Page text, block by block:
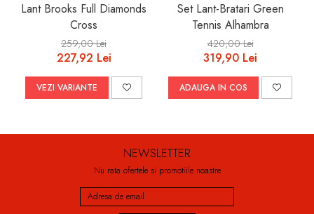
Lant Brooks Full Diamonds
Cross
259,00 Lei
227,92 Lei
VEZI VARIANTE
Set Lant-Bratari Green
Tennis Alhambra
420,00 Lei
319,90 Lei
ADAUGA IN COS
NEWSLETTER
Nu rata ofertele si promotiile noastre